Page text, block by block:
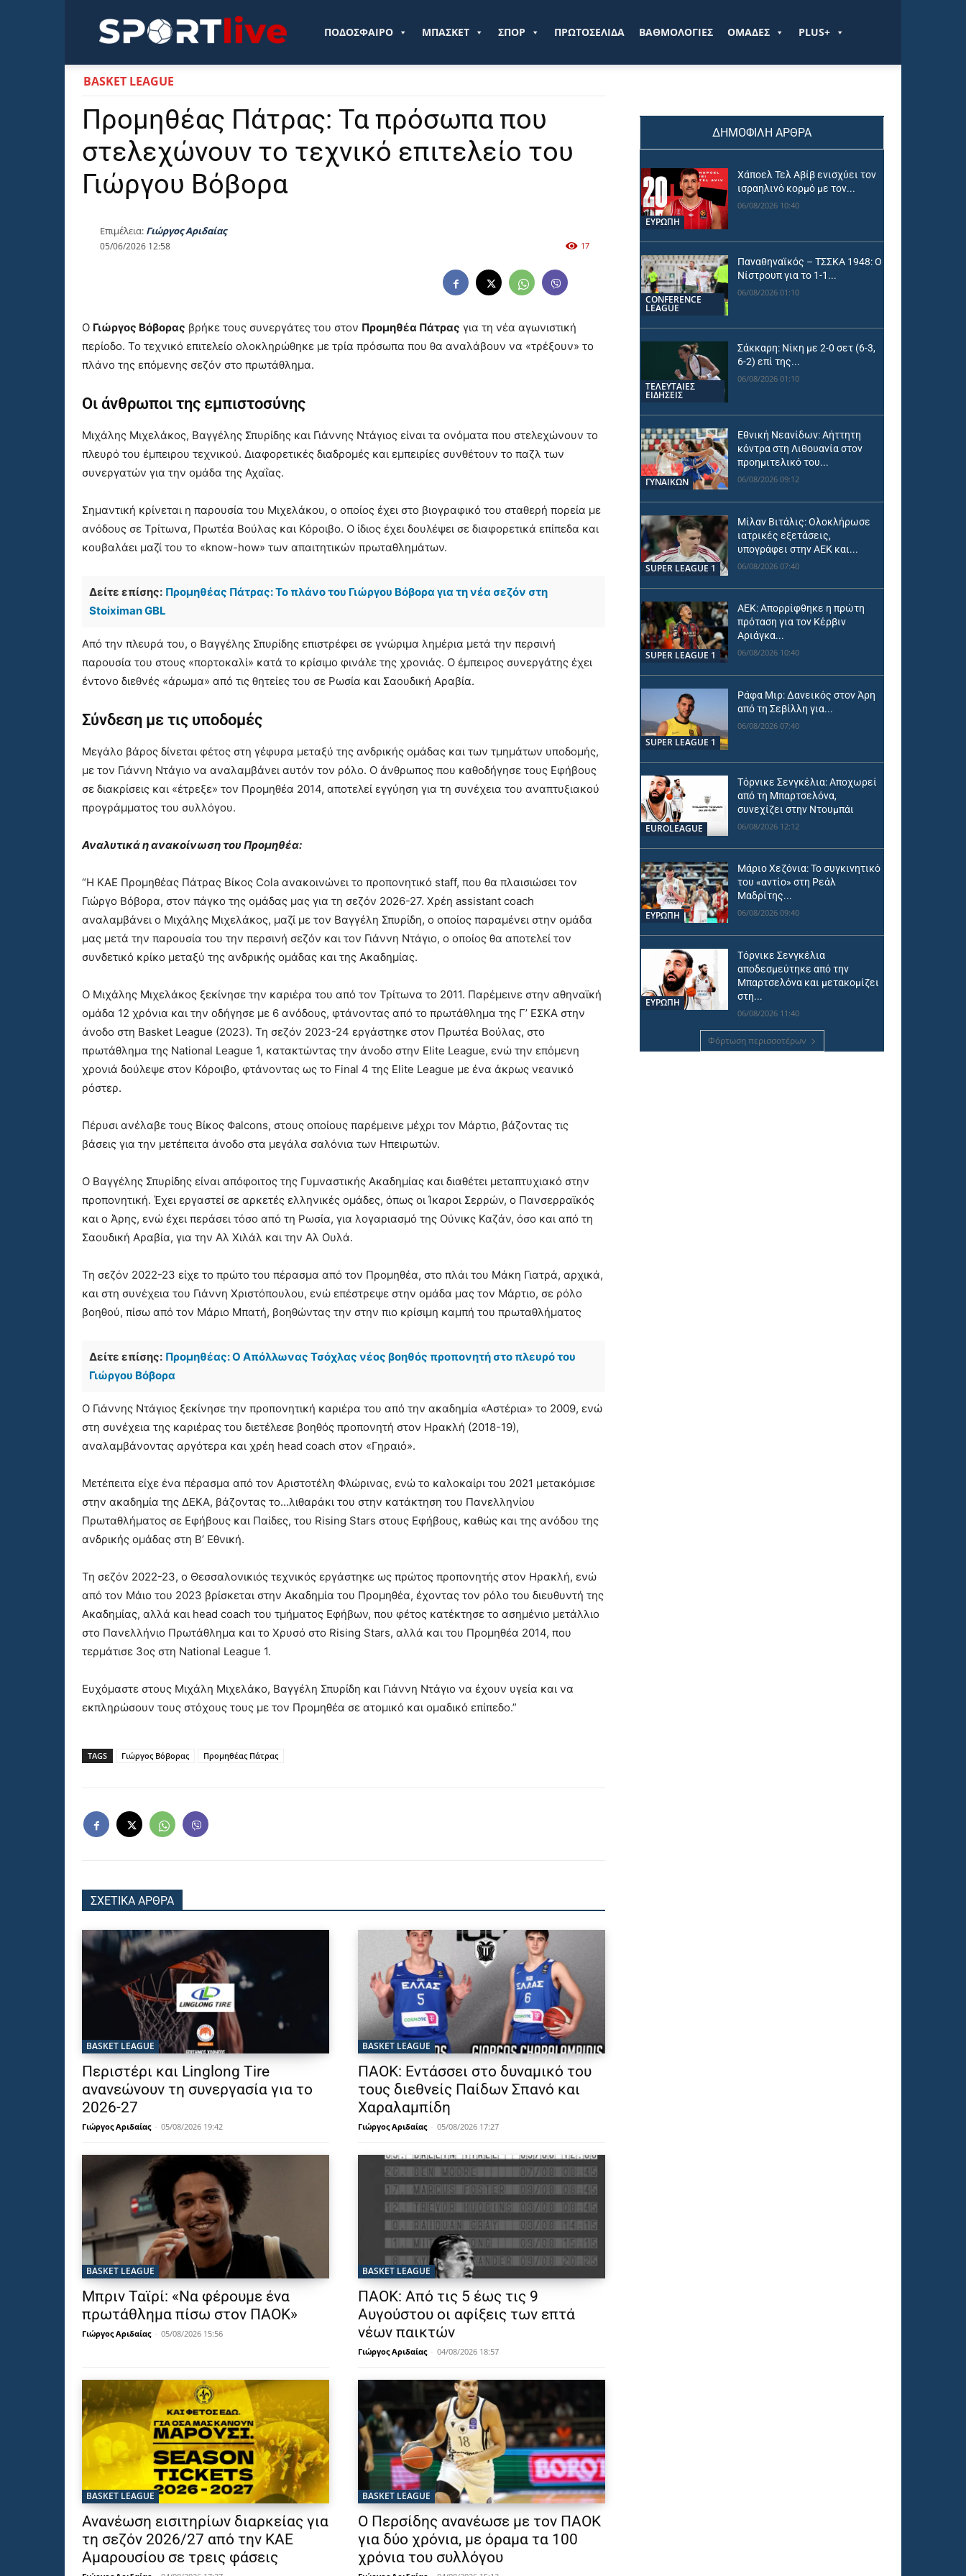
Sportlive.grΠΟΔΟΣΦΑΙΡΟ ΜΠΑΣΚΕΤ ΣΠΟΡ ΠΡΩΤΟΣΕΛΙΔΑ ΒΑΘΜΟΛΟΓΙΕΣ ΟΜΑΔΕΣ PLUS+
BASKET LEAGUE
Προμηθέας Πάτρας: Τα πρόσωπα που
στελεχώνουν το τεχνικό επιτελείο του
Γιώργου Βόβορα
Επιμέλεια: Γιώργος Αριδαίας
05/06/2026 12:58 17
Ο Γιώργος Βόβορας βρήκε τους συνεργάτες του στον Προμηθέα Πάτρας για τη νέα αγωνιστική
περίοδο. Το τεχνικό επιτελείο ολοκληρώθηκε με τρία πρόσωπα που θα αναλάβουν να «τρέξουν» το
πλάνο της επόμενης σεζόν στο πρωτάθλημα.
Οι άνθρωποι της εμπιστοσύνης
Μιχάλης Μιχελάκος, Βαγγέλης Σπυρίδης και Γιάννης Ντάγιος είναι τα ονόματα που στελεχώνουν το
πλευρό του έμπειρου τεχνικού. Διαφορετικές διαδρομές και εμπειρίες συνθέτουν το παζλ των
συνεργατών για την ομάδα της Αχαΐας.
Σημαντική κρίνεται η παρουσία του Μιχελάκου, ο οποίος έχει στο βιογραφικό του σταθερή πορεία με
ανόδους σε Τρίτωνα, Πρωτέα Βούλας και Κόροιβο. Ο ίδιος έχει δουλέψει σε διαφορετικά επίπεδα και
κουβαλάει μαζί του το «know-how» των απαιτητικών πρωταθλημάτων.
Δείτε επίσης: Προμηθέας Πάτρας: Το πλάνο του Γιώργου Βόβορα για τη νέα σεζόν στη
Stoiximan GBL
Από την πλευρά του, ο Βαγγέλης Σπυρίδης επιστρέφει σε γνώριμα λημέρια μετά την περσινή
παρουσία του στους «πορτοκαλί» κατά το κρίσιμο φινάλε της χρονιάς. Ο έμπειρος συνεργάτης έχει
έντονο διεθνές «άρωμα» από τις θητείες του σε Ρωσία και Σαουδική Αραβία.
Σύνδεση με τις υποδομές
Μεγάλο βάρος δίνεται φέτος στη γέφυρα μεταξύ της ανδρικής ομάδας και των τμημάτων υποδομής,
με τον Γιάννη Ντάγιο να αναλαμβάνει αυτόν τον ρόλο. Ο άνθρωπος που καθοδήγησε τους Εφήβους
σε διακρίσεις και «έτρεξε» τον Προμηθέα 2014, αποτελεί εγγύηση για τη συνέχεια του αναπτυξιακού
προγράμματος του συλλόγου.
Αναλυτικά η ανακοίνωση του Προμηθέα:
“Η ΚΑΕ Προμηθέας Πάτρας Βίκος Cola ανακοινώνει το προπονητικό staff, που θα πλαισιώσει τον
Γιώργο Βόβορα, στον πάγκο της ομάδας μας για τη σεζόν 2026-27. Χρέη assistant coach
αναλαμβάνει ο Μιχάλης Μιχελάκος, μαζί με τον Βαγγέλη Σπυρίδη, ο οποίος παραμένει στην ομάδα
μας μετά την παρουσία του την περσινή σεζόν και τον Γιάννη Ντάγιο, ο οποίος θα αποτελεί τον
συνδετικό κρίκο μεταξύ της ανδρικής ομάδας και της Ακαδημίας.
Ο Μιχάλης Μιχελάκος ξεκίνησε την καριέρα του από τον Τρίτωνα το 2011. Παρέμεινε στην αθηναϊκή
ομάδα 12 χρόνια και την οδήγησε με 6 ανόδους, φτάνοντας από το πρωτάθλημα της Γ’ ΕΣΚΑ στην
άνοδο στη Basket League (2023). Τη σεζόν 2023-24 εργάστηκε στον Πρωτέα Βούλας, στο
πρωτάθλημα της National League 1, κατακτώντας την άνοδο στην Elite League, ενώ την επόμενη
χρονιά δούλεψε στον Κόροιβο, φτάνοντας ως το Final 4 της Elite League με ένα άκρως νεανικό
ρόστερ.
Πέρυσι ανέλαβε τους Βίκος Φalcons, στους οποίους παρέμεινε μέχρι τον Μάρτιο, βάζοντας τις
βάσεις για την μετέπειτα άνοδο στα μεγάλα σαλόνια των Ηπειρωτών.
Ο Βαγγέλης Σπυρίδης είναι απόφοιτος της Γυμναστικής Ακαδημίας και διαθέτει μεταπτυχιακό στην
προπονητική. Έχει εργαστεί σε αρκετές ελληνικές ομάδες, όπως οι Ίκαροι Σερρών, ο Πανσερραϊκός
και ο Άρης, ενώ έχει περάσει τόσο από τη Ρωσία, για λογαριασμό της Ούνικς Καζάν, όσο και από τη
Σαουδική Αραβία, για την Αλ Χιλάλ και την Αλ Ουλά.
Τη σεζόν 2022-23 είχε το πρώτο του πέρασμα από τον Προμηθέα, στο πλάι του Μάκη Γιατρά, αρχικά,
και στη συνέχεια του Γιάννη Χριστόπουλου, ενώ επέστρεψε στην ομάδα μας τον Μάρτιο, σε ρόλο
βοηθού, πίσω από τον Μάριο Μπατή, βοηθώντας την στην πιο κρίσιμη καμπή του πρωταθλήματος
Δείτε επίσης: Προμηθέας: Ο Απόλλωνας Τσόχλας νέος βοηθός προπονητή στο πλευρό του
Γιώργου Βόβορα
Ο Γιάννης Ντάγιος ξεκίνησε την προπονητική καριέρα του από την ακαδημία «Αστέρια» το 2009, ενώ
στη συνέχεια της καριέρας του διετέλεσε βοηθός προπονητή στον Ηρακλή (2018-19),
αναλαμβάνοντας αργότερα και χρέη head coach στον «Γηραιό».
Μετέπειτα είχε ένα πέρασμα από τον Αριστοτέλη Φλώρινας, ενώ το καλοκαίρι του 2021 μετακόμισε
στην ακαδημία της ΔΕΚΑ, βάζοντας το…λιθαράκι του στην κατάκτηση του Πανελληνίου
Πρωταθλήματος σε Εφήβους και Παίδες, του Rising Stars στους Εφήβους, καθώς και της ανόδου της
ανδρικής ομάδας στη Β’ Εθνική.
Τη σεζόν 2022-23, ο Θεσσαλονικιός τεχνικός εργάστηκε ως πρώτος προπονητής στον Ηρακλή, ενώ
από τον Μάιο του 2023 βρίσκεται στην Ακαδημία του Προμηθέα, έχοντας τον ρόλο του διευθυντή της
Ακαδημίας, αλλά και head coach του τμήματος Εφήβων, που φέτος κατέκτησε το ασημένιο μετάλλιο
στο Πανελλήνιο Πρωτάθλημα και το Χρυσό στο Rising Stars, αλλά και του Προμηθέα 2014, που
τερμάτισε 3ος στη National League 1.
Ευχόμαστε στους Μιχάλη Μιχελάκο, Βαγγέλη Σπυρίδη και Γιάννη Ντάγιο να έχουν υγεία και να
εκπληρώσουν τους στόχους τους με τον Προμηθέα σε ατομικό και ομαδικό επίπεδο.”
TAGS Γιώργος Βόβορας Προμηθέας Πάτρας
ΣΧΕΤΙΚΑ ΑΡΘΡΑ
BASKET LEAGUE
Περιστέρι και Linglong Tire
ανανεώνουν τη συνεργασία για το
2026-27
Γιώργος Αριδαίας - 05/08/2026 19:42
BASKET LEAGUE
ΠΑΟΚ: Εντάσσει στο δυναμικό του
τους διεθνείς Παίδων Σπανό και
Χαραλαμπίδη
Γιώργος Αριδαίας - 05/08/2026 17:27
BASKET LEAGUE
Μπριν Ταϊρί: «Να φέρουμε ένα
πρωτάθλημα πίσω στον ΠΑΟΚ»
Γιώργος Αριδαίας - 05/08/2026 15:56
BASKET LEAGUE
ΠΑΟΚ: Από τις 5 έως τις 9
Αυγούστου οι αφίξεις των επτά
νέων παικτών
Γιώργος Αριδαίας - 04/08/2026 18:57
BASKET LEAGUE
Ανανέωση εισιτηρίων διαρκείας για
τη σεζόν 2026/27 από την ΚΑΕ
Αμαρουσίου σε τρεις φάσεις
BASKET LEAGUE
Ο Περσίδης ανανέωσε με τον ΠΑΟΚ
για δύο χρόνια, με όραμα τα 100
χρόνια του συλλόγου
ΔΗΜΟΦΙΛΗ ΑΡΘΡΑ
ΕΥΡΩΠΗ
Χάποελ Τελ Αβίβ ενισχύει τον
ισραηλινό κορμό με τον...
06/08/2026 10:40
CONFERENCE
LEAGUE
Παναθηναϊκός – ΤΣΣΚΑ 1948: Ο
Νίστρουπ για το 1-1...
06/08/2026 01:10
ΤΕΛΕΥΤΑΙΕΣ
ΕΙΔΗΣΕΙΣ
Σάκκαρη: Νίκη με 2-0 σετ (6-3,
6-2) επί της...
06/08/2026 01:10
ΓΥΝΑΙΚΩΝ
Εθνική Νεανίδων: Αήττητη
κόντρα στη Λιθουανία στον
προημιτελικό του...
06/08/2026 09:12
SUPER LEAGUE 1
Μίλαν Βιτάλις: Ολοκλήρωσε
ιατρικές εξετάσεις,
υπογράφει στην ΑΕΚ και...
06/08/2026 07:40
SUPER LEAGUE 1
ΑΕΚ: Απορρίφθηκε η πρώτη
πρόταση για τον Κέρβιν
Αριάγκα...
06/08/2026 10:40
SUPER LEAGUE 1
Ράφα Μιρ: Δανεικός στον Άρη
από τη Σεβίλλη για...
06/08/2026 07:40
EUROLEAGUE
Τόρνικε Σενγκέλια: Αποχωρεί
από τη Μπαρτσελόνα,
συνεχίζει στην Ντουμπάι
06/08/2026 12:12
ΕΥΡΩΠΗ
Μάριο Χεζόνια: Το συγκινητικό
του «αντίο» στη Ρεάλ
Μαδρίτης...
06/08/2026 09:40
ΕΥΡΩΠΗ
Τόρνικε Σενγκέλια
αποδεσμεύτηκε από την
Μπαρτσελόνα και μετακομίζει
στη...
06/08/2026 11:40
Φόρτωση περισσοτέρων